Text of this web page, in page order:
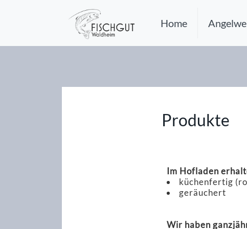
Home
Produkte
Im Hofladen
küchenfertig
geräuchert
Wir haben